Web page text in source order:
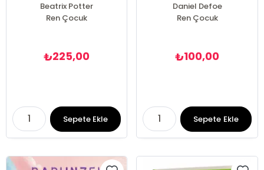
Beatrix Potter
Ren Çocuk
₺225,00
Sepete Ekle
Daniel Defoe
Ren Çocuk
₺100,00
Sepete Ekle